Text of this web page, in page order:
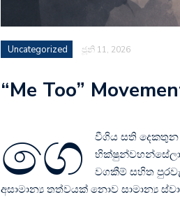
Uncategorized ජූනි 11, 2026
“Me Too”
ගෙ
වීගිය සති දෙකතුන
භික්ෂුන්වහන්සේලා
වගකීම් සහිත
අසාමාන්‍ය තත්වයක් නොව සාමාන්‍ය